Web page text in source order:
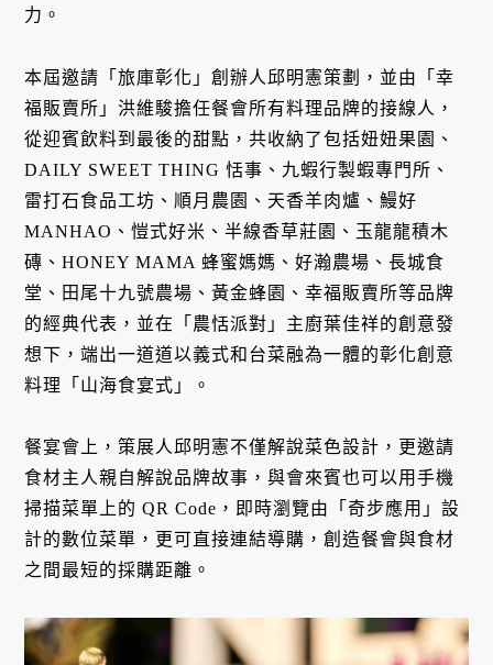
力。
本屆邀請「旅庫彰化」創辦人邱明憲策劃，並由「幸
福販賣所」洪維駿擔任餐會所有料理品牌的接線人，
從迎賓飲料到最後的甜點，共收納了包括妞妞果園、
DAILY SWEET THING 恬事、九蝦行製蝦專門所、
雷打石食品工坊、順月農園、天香羊肉爐、鰻好
MANHAO、愷式好米、半線香草莊園、玉龍龍積木
磚、HONEY MAMA 蜂蜜媽媽、好瀚農場、長城食
堂、田尾十九號農場、黃金蜂園、幸福販賣所等品牌
的經典代表，並在「農恬派對」主廚葉佳祥的創意發
想下，端出一道道以義式和台菜融為一體的彰化創意
料理「山海食宴式」。
餐宴會上，策展人邱明憲不僅解說菜色設計，更邀請
食材主人親自解說品牌故事，與會來賓也可以用手機
掃描菜單上的 QR Code，即時瀏覽由「奇步應用」設
計的數位菜單，更可直接連結導購，創造餐會與食材
之間最短的採購距離。